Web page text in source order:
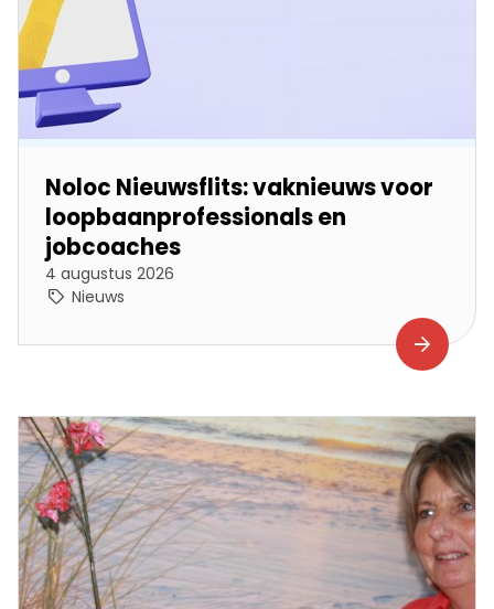
Noloc Nieuwsflits: vaknieuws voor
loopbaanprofessionals en
jobcoaches
4 augustus 2026
Nieuws